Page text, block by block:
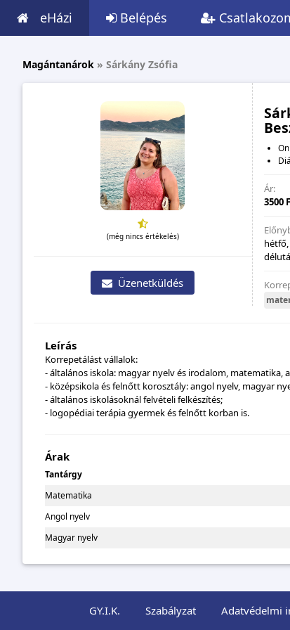
eHázi Belépés
Magántanárok » Sárkány Zsófia
(még nincs értékelés)
Üzenetküldés
Ár:
3500
Leírás
Korrepetálást vállalok:
- általános iskola: magyar nyelv és irodalom, matematika,
- középsikola és felnőtt korosztály: angol nyelv, magyar
- általános iskolásoknál felvételi felkészítés;
- logopédiai terápia gyermek és felnőtt korban is.
Árak
Tantárgy
Matematika
Angol nyelv
Magyar nyelv
GY.I.K. Szabályzat Adatvédelmi